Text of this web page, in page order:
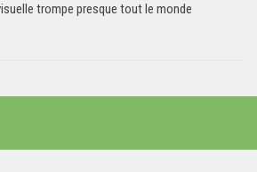
trompe presque tout le monde